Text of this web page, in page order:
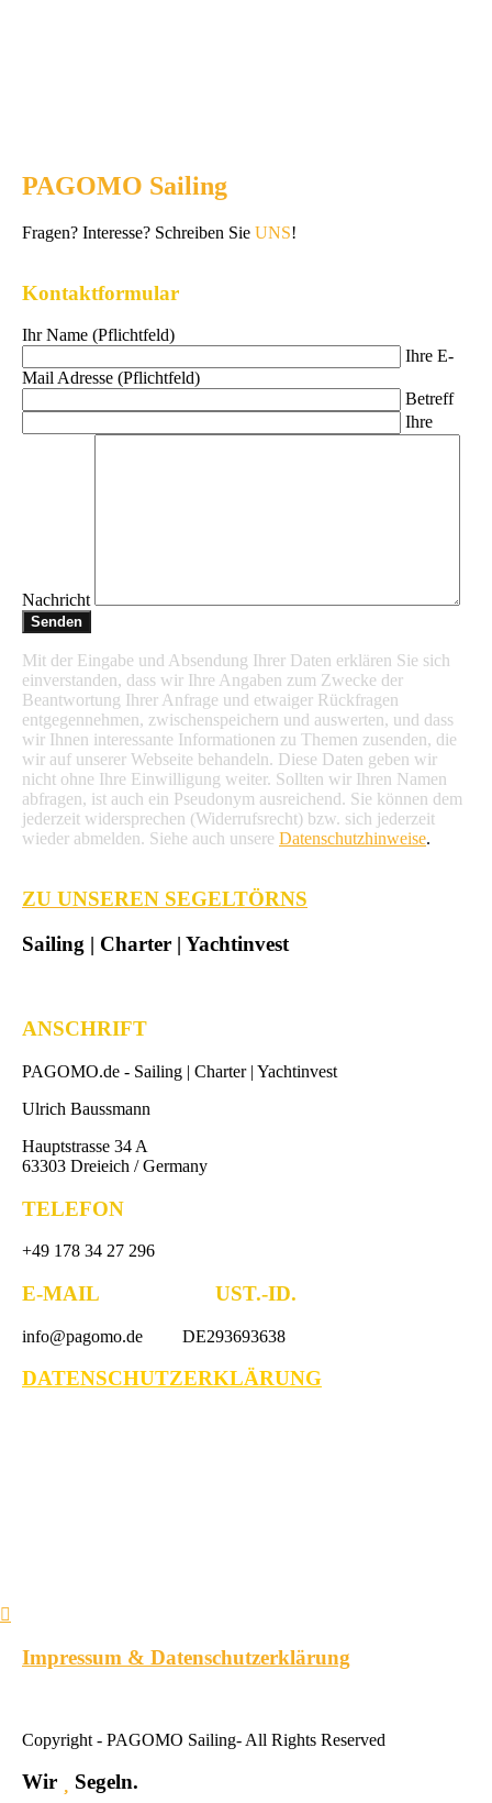
PAGOMO Sailing
Fragen? Interesse? Schreiben Sie UNS!
Kontaktformular
Ihr Name (Pflichtfeld)
Ihre E-
Mail Adresse (Pflichtfeld)
Betreff
Ihre
Nachricht
Mit der Eingabe und Absendung Ihrer Daten erklären Sie sich
einverstanden, dass wir Ihre Angaben zum Zwecke der
Beantwortung Ihrer Anfrage und etwaiger Rückfragen
entgegennehmen, zwischenspeichern und auswerten, und dass
wir Ihnen interessante Informationen zu Themen zusenden, die
wir auf unserer Webseite behandeln. Diese Daten geben wir
nicht ohne Ihre Einwilligung weiter. Sollten wir Ihren Namen
abfragen, ist auch ein Pseudonym ausreichend. Sie können dem
jederzeit widersprechen (Widerrufsrecht) bzw. sich jederzeit
wieder abmelden. Siehe auch unsere Datenschutzhinweise.
ZU UNSEREN SEGELTÖRNS
Sailing | Charter | Yachtinvest
ANSCHRIFT
PAGOMO.de - Sailing | Charter | Yachtinvest
Ulrich Baussmann
Hauptstrasse 34 A
63303 Dreieich / Germany
TELEFON
+49 178 34 27 296
E-MAIL UST.-ID.
info@pagomo.de DE293693638
DATENSCHUTZERKLÄRUNG
Impressum & Datenschutzerklärung
Copyright - PAGOMO Sailing- All Rights Reserved
Wir Segeln.